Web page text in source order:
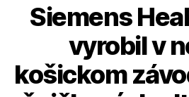
Siemens
vyrobil v
košickom